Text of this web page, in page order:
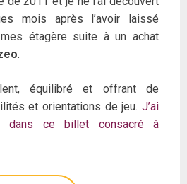
mois après l’avoir laissé
étagère suite à un achat
.
équilibré et offrant de
et orientations de jeu. J’ai
dans ce billet consacré à